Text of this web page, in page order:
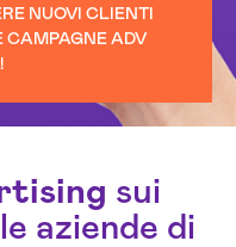
NUOVI CLIENTI
CAMPAGNE ADV
sui
aziende di